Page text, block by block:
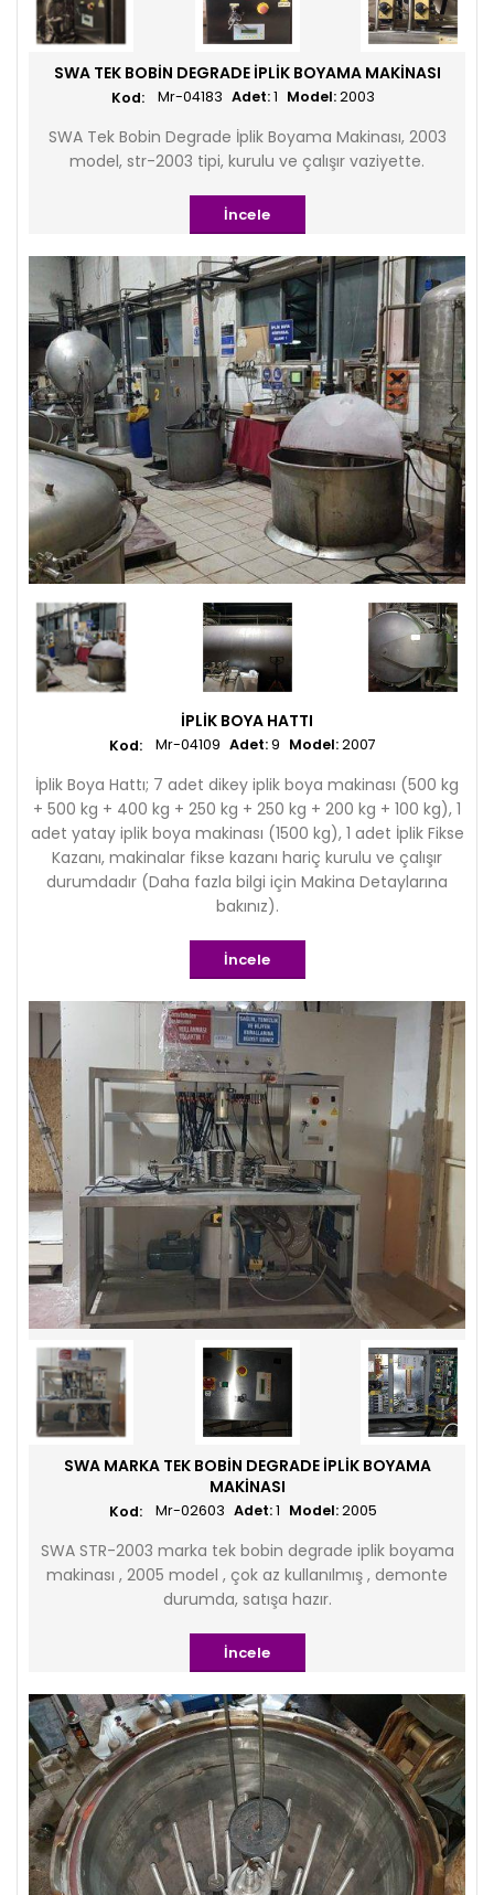
SWA TEK BOBIN DEGRADE İPLIK BOYAMA MAKINASI
Adet:1 Model:2003
Mr-04183
SWA Tek Bobin Degrade İplik Boyama Makinası, 2003
model, str-2003 tipi, kurulu ve çalışır vaziyette.
İncele
İPLIK BOYA HATTI
Adet:9 Model:2007
Mr-04109
İplik Boya Hattı; 7 adet dikey iplik boya makinası (500 kg
+ 500 kg + 400 kg + 250 kg + 250 kg + 200 kg + 100 kg), 1
adet yatay iplik boya makinası (1500 kg), 1 adet İplik Fikse
Kazanı, makinalar fikse kazanı hariç kurulu ve çalışır
durumdadır (Daha fazla bilgi için Makina Detaylarına
bakınız).
İncele
SWA MARKA TEK BOBIN DEGRADE IPLIK BOYAMA
MAKINASI
Adet:1 Model:2005
Mr-02603
SWA STR-2003 marka tek bobin degrade iplik boyama
makinası , 2005 model , çok az kullanılmış , demonte
durumda, satışa hazır.
İncele